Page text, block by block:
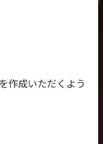
作成いただくよう